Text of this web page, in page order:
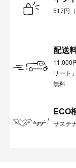
517円
配送
11,000
リート
無料
ECO
サステ